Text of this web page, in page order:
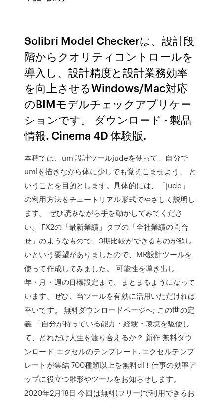
Solibri Model Checkerは、設計段
階からクオリティコントロールを
導入し、設計精度と設計業務効率
を向上させるWindows/Mac対応
のBIMモデルチェックアプリケー
ションです。 ダウンロード · 製品
情報. Cinema 4D 体験版.
本稿では、uml設計ツールjudeを使って、自分で
umlを描きながら体に少しでも覚えこませよう、 と
いうことを目的とします。具体的には、「jude」
の利用方法をチュートリアル形式でやさしく説明し
ます。 ぜひ読みながら手を動かしてみてくださ
い。 FX2の「最新業績」タブの「全社業績の問合
せ」のようなもので、3期比較ができるものが欲し
いという要望がありましたので、MR設計ツールを
使って作成してみました。 可能性を導き出し、
年・月・週の目標設定まで、まとまるようになって
います。ぜひ、当ツールを有効に活用いただければ
幸いです。 無料ダウンロードページへ; この世の定
義 「自分が持っている能力・経験・環境を駆使し
て、どれだけ人生を渡り合えるか？ 新作 無料ダウ
ンロード エクセルのテンプレート. エクセルテンプ
レートが集結 700種類以上を無料dl！仕事の効率ア
ップに役立つ雛形やツールをお知らせします。
2020年2月18日 今回は無料(フリー)で利用できるお